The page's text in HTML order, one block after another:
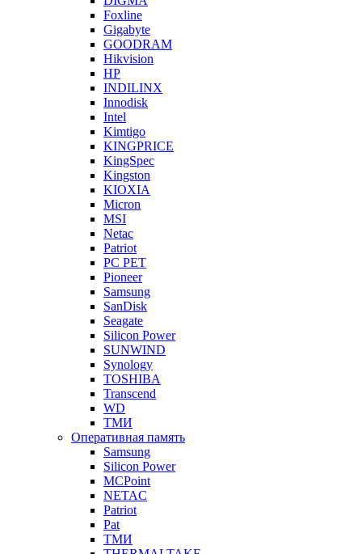
Foxline
Gigabyte
GOODRAM
Hikvision
HP
INDILINX
Innodisk
Intel
Kimtigo
KINGPRICE
KingSpec
Kingston
KIOXIA
Micron
MSI
Netac
Patriot
PC PET
Pioneer
Samsung
SanDisk
Seagate
Silicon Power
SUNWIND
Synology
TOSHIBA
Transcend
WD
ТМИ
Оперативная память
Samsung
Silicon Power
MCPoint
NETAC
Patriot
Pat
ТМИ